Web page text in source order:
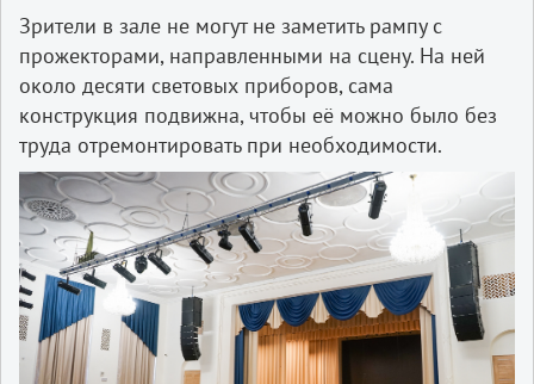
Зрители в зале не могут не заметить рампу с
прожекторами, направленными на сцену. На ней
около десяти световых приборов, сама
конструкция подвижна, чтобы её можно было без
труда отремонтировать при необходимости.